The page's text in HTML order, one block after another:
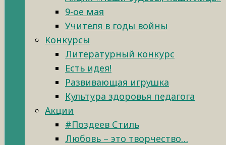
9-ое мая
Учителя в годы войны
Конкурсы
Литературный конкурс
Есть идея!
Развивающая игрушка
Культура здоровья педагога
Акции
#Поздеев Стиль
Любовь – это творчество…